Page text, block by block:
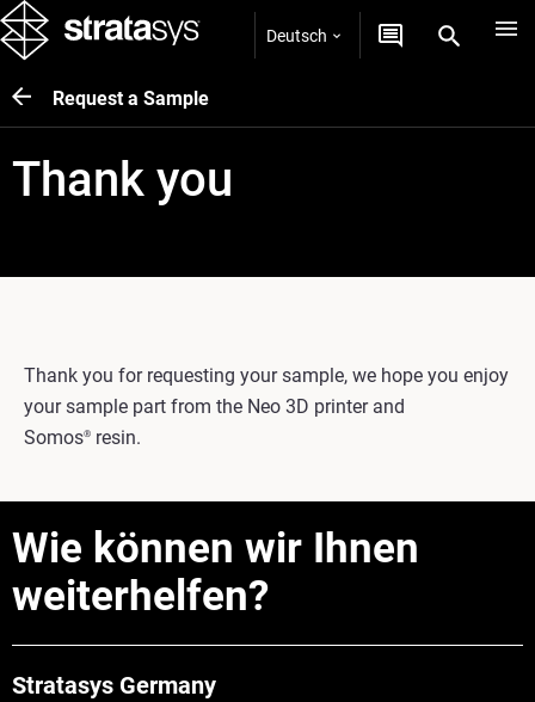
Deutsch
Request a Sample
Thank you
Thank you for requesting your sample, we hope you enjoy
your sample part from the Neo 3D printer and
Somos® resin.
Wie können wir Ihnen
weiterhelfen?
Stratasys Germany